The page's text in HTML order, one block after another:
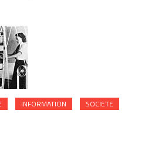
INFORMATION SOCIETE